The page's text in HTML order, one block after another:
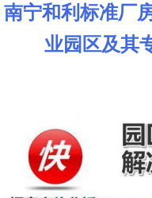
南宁和利标准厂
业园区及其